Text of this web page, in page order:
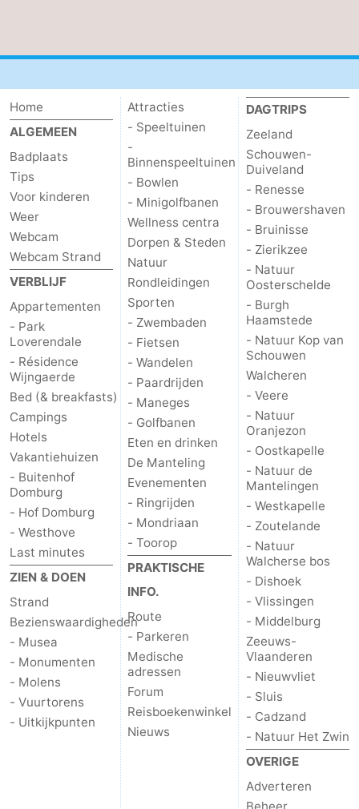
Home
ALGEMEEN
Badplaats
Tips
Voor kinderen
Weer
Webcam
Webcam Strand
VERBLIJF
Appartementen
- Park
Loverendale
- Résidence
Wijngaerde
Bed (& breakfasts)
Campings
Hotels
Vakantiehuizen
- Buitenhof
Domburg
- Hof Domburg
- Westhove
Last minutes
ZIEN & DOEN
Strand
Bezienswaardigheden
- Musea
- Monumenten
- Molens
- Vuurtorens
- Uitkijkpunten
Attracties
- Speeltuinen
-
Binnenspeeltuinen
- Bowlen
- Minigolfbanen
Wellness centra
Dorpen & Steden
Natuur
Rondleidingen
Sporten
- Zwembaden
- Fietsen
- Wandelen
- Paardrijden
- Maneges
- Golfbanen
Eten en drinken
De Manteling
Evenementen
- Ringrijden
- Mondriaan
- Toorop
PRAKTISCHE
INFO.
Route
- Parkeren
Medische
adressen
Forum
Reisboekenwinkel
Nieuws
DAGTRIPS
Zeeland
Schouwen-
Duiveland
- Renesse
- Brouwershaven
- Bruinisse
- Zierikzee
- Natuur
Oosterschelde
- Burgh
Haamstede
- Natuur Kop van
Schouwen
Walcheren
- Veere
- Natuur
Oranjezon
- Oostkapelle
- Natuur de
Mantelingen
- Westkapelle
- Zoutelande
- Natuur
Walcherse bos
- Dishoek
- Vlissingen
- Middelburg
Zeeuws-
Vlaanderen
- Nieuwvliet
- Sluis
- Cadzand
- Natuur Het Zwin
OVERIGE
Adverteren